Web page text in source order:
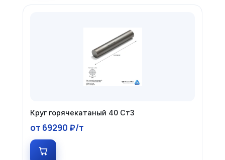
Круг горячекатаный 40 Ст3
от 69290 ₽/т